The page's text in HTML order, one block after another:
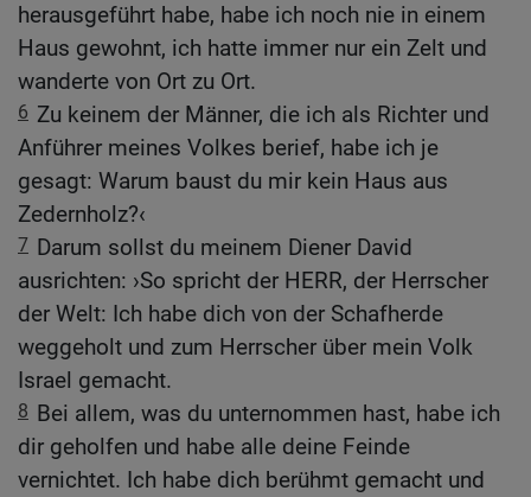
herausgeführt habe, habe ich noch nie in einem
Haus gewohnt, ich hatte immer nur ein Zelt und
wanderte von Ort zu Ort.
6 Zu keinem der Männer, die ich als Richter und
Anführer meines Volkes berief, habe ich je
gesagt: Warum baust du mir kein Haus aus
Zedernholz?‹
7 Darum sollst du meinem Diener David
ausrichten: ›So spricht der HERR, der Herrscher
der Welt: Ich habe dich von der Schafherde
weggeholt und zum Herrscher über mein Volk
Israel gemacht.
8 Bei allem, was du unternommen hast, habe ich
dir geholfen und habe alle deine Feinde
vernichtet. Ich habe dich berühmt gemacht und